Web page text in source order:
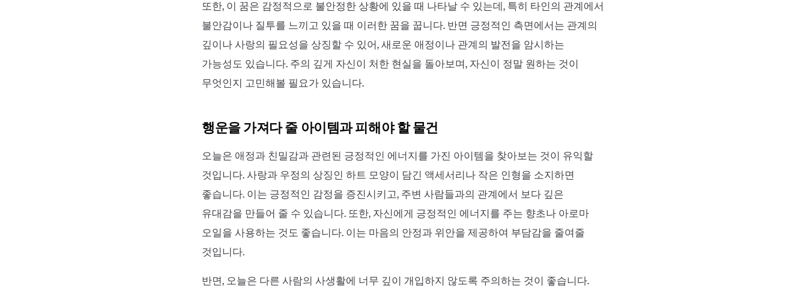
또한, 이 꿈은 감정적으로 불안정한 상황에 있을 때 나타날 수 있는데, 특히 타인의 관계에서
불안감이나 질투를 느끼고 있을 때 이러한 꿈을 꿉니다. 반면 긍정적인 측면에서는 관계의
깊이나 사랑의 필요성을 상징할 수 있어, 새로운 애정이나 관계의 발전을 암시하는
가능성도 있습니다. 주의 깊게 자신이 처한 현실을 돌아보며, 자신이 정말 원하는 것이
무엇인지 고민해볼 필요가 있습니다.
행운을 가져다 줄 아이템과 피해야 할 물건
오늘은 애정과 친밀감과 관련된 긍정적인 에너지를 가진 아이템을 찾아보는 것이 유익할
것입니다. 사랑과 우정의 상징인 하트 모양이 담긴 액세서리나 작은 인형을 소지하면
좋습니다. 이는 긍정적인 감정을 증진시키고, 주변 사람들과의 관계에서 보다 깊은
유대감을 만들어 줄 수 있습니다. 또한, 자신에게 긍정적인 에너지를 주는 향초나 아로마
오일을 사용하는 것도 좋습니다. 이는 마음의 안정과 위안을 제공하여 부담감을 줄여줄
것입니다.
반면, 오늘은 다른 사람의 사생활에 너무 깊이 개입하지 않도록 주의하는 것이 좋습니다.